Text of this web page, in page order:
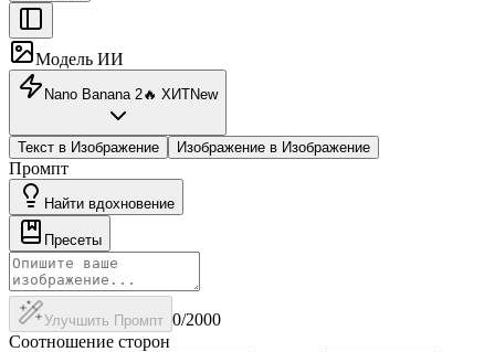
Модель ИИ
Nano Banana 2🔥 ХИТNew
Текст в Изображение Изображение в Изображение
Промпт
Найти вдохновение
Пресеты
Улучшить Промпт 0/2000
Соотношение сторон